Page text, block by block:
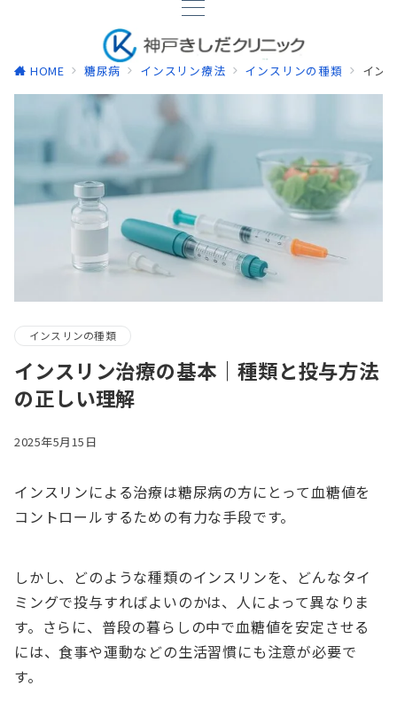
HOME 糖尿病 インスリン療法 インスリンの種類 イン
インスリンの種類
インスリン治療の基本｜種類と投与方法
の正しい理解
2025年5月15日
インスリンによる治療は糖尿病の方にとって血糖値を
コントロールするための有力な手段です。
しかし、どのような種類のインスリンを、どんなタイ
ミングで投与すればよいのかは、人によって異なりま
す。さらに、普段の暮らしの中で血糖値を安定させる
には、食事や運動などの生活習慣にも注意が必要で
す。